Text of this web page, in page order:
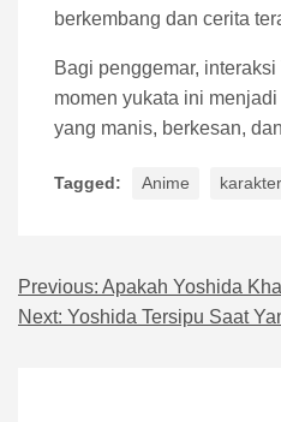
berkembang dan cerita
Bagi penggemar,
momen yukata ini
yang manis, berkesan,
Tagged: Anime karakter
Navigasi
Previous: Apakah Yoshida Khawatir
Next: Yoshida Tersipu Saat Yano